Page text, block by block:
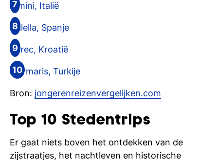
Rimini, Italië
Calella, Spanje
Porec, Kroatië
Marmaris, Turkije
Bron: jongerenreizenvergelijken.com
Top 10 Stedentrips
Er gaat niets boven het ontdekken van de
zijstraatjes, het nachtleven en historische